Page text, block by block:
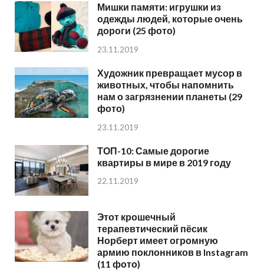
Мишки памяти: игрушки из
одежды людей, которые очень
дороги (25 фото)
23.11.2019
Художник превращает мусор в
животных, чтобы напомнить
нам о загрязнении планеты (29
фото)
23.11.2019
ТОП-10: Самые дорогие
квартиры в мире в 2019 году
22.11.2019
Этот крошечный
терапевтический пёсик
Норберт имеет огромную
армию поклонников в Instagram
(11 фото)